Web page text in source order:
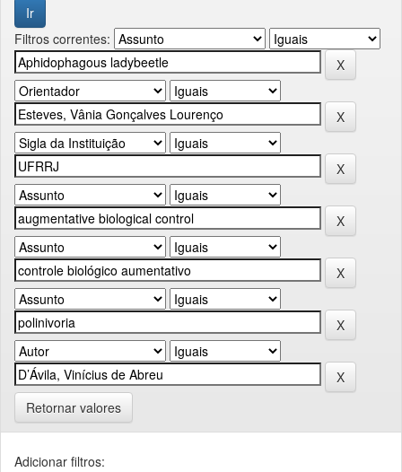
Filtros correntes:
Retornar valores
Adicionar filtros: